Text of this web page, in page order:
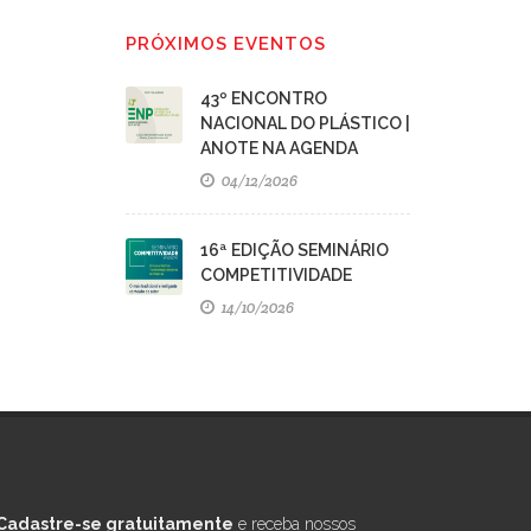
PRÓXIMOS EVENTOS
43º ENCONTRO
NACIONAL DO PLÁSTICO |
ANOTE NA AGENDA
04/12/2026
16ª EDIÇÃO SEMINÁRIO
COMPETITIVIDADE
14/10/2026
se gratuitamente e receba nossos